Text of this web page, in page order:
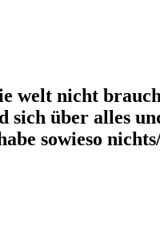
welt nicht
sich über alles
sowieso